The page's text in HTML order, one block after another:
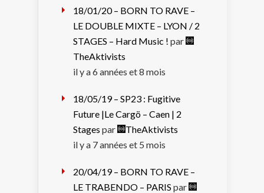
18/01/20 – BORN TO RAVE –
LE DOUBLE MIXTE – LYON / 2
STAGES – Hard Music ! par
TheAktivists
il y a 6 années et 8 mois
18/05/19 – SP23 : Fugitive
Future |Le Cargö – Caen | 2
Stages par
TheAktivists
il y a 7 années et 5 mois
20/04/19 – BORN TO RAVE –
LE TRABENDO – PARIS par